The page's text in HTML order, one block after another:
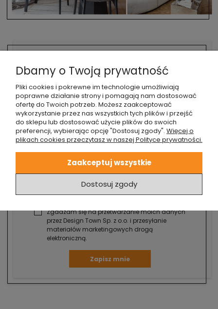
Zapisz się do naszego
newslettera
korzystaj jako pierwszy z promocji!
Zgadzam się na przetwarzanie moich danych
przez Design Town Sp. z o.o. i przesyłanie
materiałów marketingowych drogą
elektroniczną.
Zapisz mnie
Dbamy o Twoją prywatność
Pliki cookies i pokrewne im technologie umożliwiają
poprawne działanie strony i pomagają nam dostosować
ofertę do Twoich potrzeb. Możesz zaakceptować
wykorzystanie przez nas wszystkich tych plików i przejść
do sklepu lub dostosować użycie plików do swoich
preferencji, wybierając opcję "Dostosuj zgody". Więcej o
plikach cookies przeczytasz w naszej Polityce prywatności.
Dostosuj zgody
Zaakceptuj wszystkie